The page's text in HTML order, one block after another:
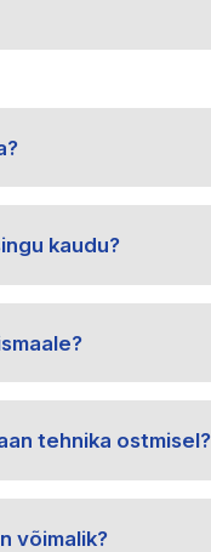
kaudu?
tehnika ostmisel?
võimalik?